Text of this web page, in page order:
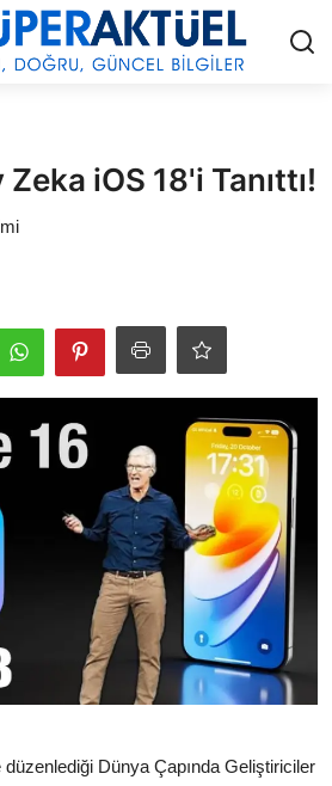
iOS 18'i Tanıttı!
Dünya Çapında Geliştiriciler